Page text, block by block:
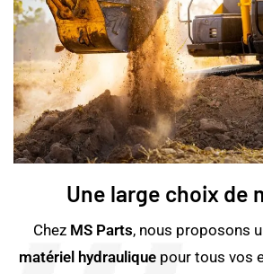
Une large choix de
Chez MS Parts, nous proposons
matériel hydraulique pour tous vos